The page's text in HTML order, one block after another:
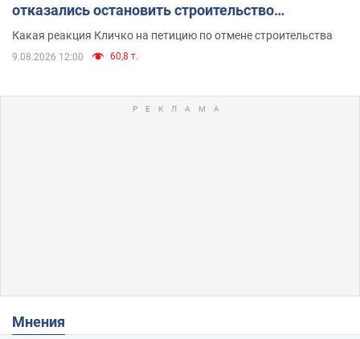
отказались остановить строительство
небоскреба "московского верующего"
Какая реакция Кличко на петицию по отмене строительства
9.08.2026 12:00 60,8 т.
Мнения